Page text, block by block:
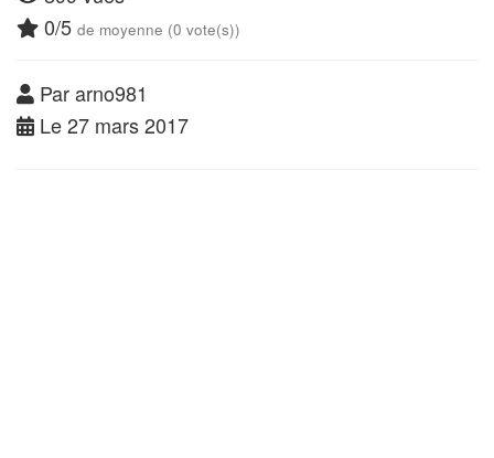
0/5 de moyenne (0 vote(s))
Par arno981
Le 27 mars 2017